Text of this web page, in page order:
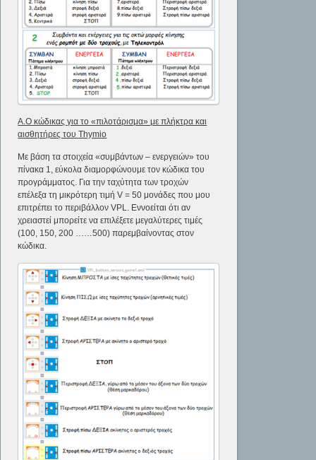
Α.Ο κώδικας για το «πιλοτάρισμα» με πλήκτρα και
αισθητήρες τουThymio
Με βάση τα στοιχεία «συμβάντων – ενεργειών» του
πίνακα 1, εύκολα διαμορφώνουμε τον κώδικα του
προγράμματος. Για την ταχύτητα των τροχών
επέλεξα τη μικρότερη τιμή V = 50 μονάδες που μου
επιτρέπει το περιβάλλον VPL. Εννοείται ότι αν
χρειαστεί μπορείτε να επιλέξετε μεγαλύτερες τιμές
(100, 150, 200 ……500) παρεμβαίνοντας στον
κώδικα.